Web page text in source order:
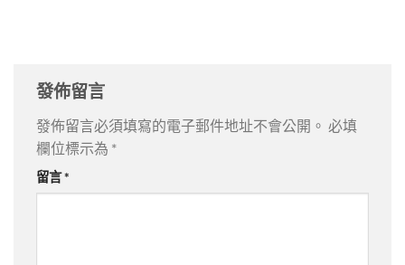
發佈留言
發佈留言必須填寫的電子郵件地址不會公開。 必填
欄位標示為 *
留言*